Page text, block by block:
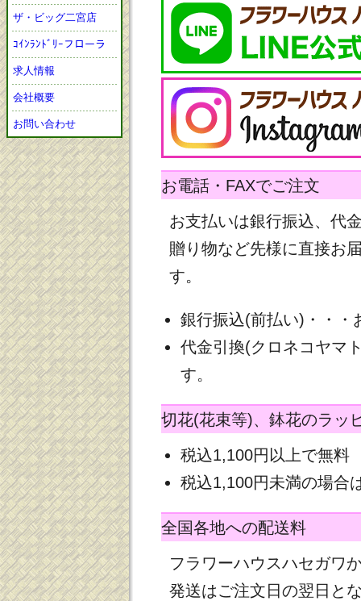
ザ・ビッグ二宮店
ｺｲﾝﾗﾝﾄﾞﾘｰフローラ
求人情報
会社概要
お問い合わせ
お電話・FAXでご注文
お支払いは銀行振込、代
贈り物など先様に直接お
す。
銀行振込(前払い)・・・
代金引換(クロネコヤマ
す。
切花(花束等)、鉢花のラッ
税込1,100円以上で無料
税込1,100円未満の場合
全国各地への配送料
フラワーハウスハセガワ
発送はご注文日の翌日と